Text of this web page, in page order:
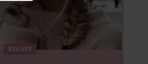
heeft
u
BEAUTY